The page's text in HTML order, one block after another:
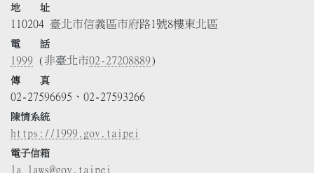
地 址
110204 臺北市信義區市府路1號8樓東北區
電 話
1999 (非臺北市02-27208889)
傳 真
02-27596695、02-27593266
陳情系統
https://1999.gov.taipei
電子信箱
la_laws@gov.taipei